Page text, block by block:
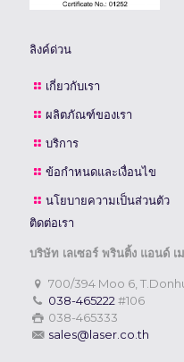
ลิงค์ด่วน
เกี่ยวกับเรา
ผลิตภัณฑ์ของเรา
บริการ
ข้อกำหนดและเงื่อนไข
นโยบายความเป็นส่วนตัว
ติดต่อเรา
บริษัท เลเซอร์ พรินติ้ง แอนด์
700/394 Moo 6,
038-465222#106
038-465333
sales@laser.co.th